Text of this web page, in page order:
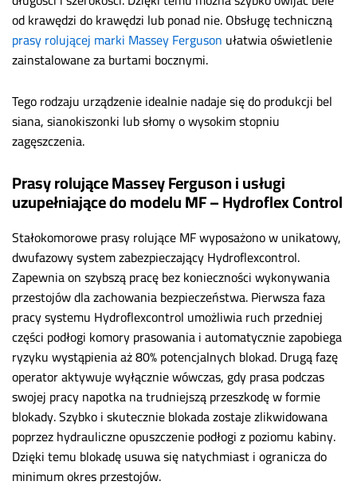
od krawędzi do krawędzi lub ponad nie. Obsługę techniczną
prasy rolującej marki Massey Ferguson ułatwia oświetlenie
zainstalowane za burtami bocznymi.
Tego rodzaju urządzenie idealnie nadaje się do produkcji bel
siana, sianokiszonki lub słomy o wysokim stopniu
zagęszczenia.
Prasy rolujące Massey Ferguson i usługi
uzupełniające do modelu MF – Hydroflex Control
Stałokomorowe prasy rolujące MF wyposażono w unikatowy,
dwufazowy system zabezpieczający Hydroflexcontrol.
Zapewnia on szybszą pracę bez konieczności wykonywania
przestojów dla zachowania bezpieczeństwa. Pierwsza faza
pracy systemu Hydroflexcontrol umożliwia ruch przedniej
części podłogi komory prasowania i automatycznie zapobiega
ryzyku wystąpienia aż 80% potencjalnych blokad. Drugą fazę
operator aktywuje wyłącznie wówczas, gdy prasa podczas
swojej pracy napotka na trudniejszą przeszkodę w formie
blokady. Szybko i skutecznie blokada zostaje zlikwidowana
poprzez hydrauliczne opuszczenie podłogi z poziomu kabiny.
Dzięki temu blokadę usuwa się natychmiast i ogranicza do
minimum okres przestojów.